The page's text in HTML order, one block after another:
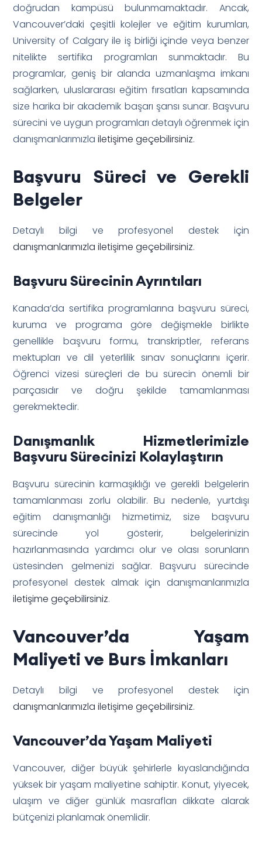
doğrudan kampüsü bulunmamaktadır. Ancak,
Vancouver’daki çeşitli kolejler ve eğitim kurumları,
University of Calgary ile iş birliği içinde veya benzer
nitelikte sertifika programları sunmaktadır. Bu
programlar, geniş bir alanda uzmanlaşma imkanı
sağlarken, uluslararası eğitim fırsatları kapsamında
size harika bir akademik başarı şansı sunar. Başvuru
sürecini ve uygun programları detaylı öğrenmek için
danışmanlarımızlailetişime geçebilirsiniz.
Başvuru Süreci ve Gerekli
Belgeler
Detaylı bilgi ve profesyonel destek için
danışmanlarımızla iletişime geçebilirsiniz.
Başvuru Sürecinin Ayrıntıları
Kanada’da sertifika programlarına başvuru süreci,
kuruma ve programa göre değişmekle birlikte
genellikle başvuru formu, transkriptler, referans
mektupları ve dil yeterlilik sınav sonuçlarını içerir.
Öğrenci vizesi süreçleri de bu sürecin önemli bir
parçasıdır ve doğru şekilde tamamlanması
gerekmektedir.
Danışmanlık Hizmetlerimizle
Başvuru Sürecinizi Kolaylaştırın
Başvuru sürecinin karmaşıklığı ve gerekli belgelerin
tamamlanması zorlu olabilir. Bu nedenle, yurtdışı
eğitim danışmanlığı hizmetimiz, size başvuru
sürecinde yol gösterir, belgelerinizin
hazırlanmasında yardımcı olur ve olası sorunların
üstesinden gelmenizi sağlar. Başvuru sürecinde
profesyonel destek almak için danışmanlarımızla
iletişime geçebilirsiniz.
Vancouver’da Yaşam
Maliyeti ve Burs İmkanları
Detaylı bilgi ve profesyonel destek için
danışmanlarımızla iletişime geçebilirsiniz.
Vancouver’da Yaşam Maliyeti
Vancouver, diğer büyük şehirlerle kıyaslandığında
yüksek bir yaşam maliyetine sahiptir. Konut, yiyecek,
ulaşım ve diğer günlük masrafları dikkate alarak
bütçenizi planlamak önemlidir.